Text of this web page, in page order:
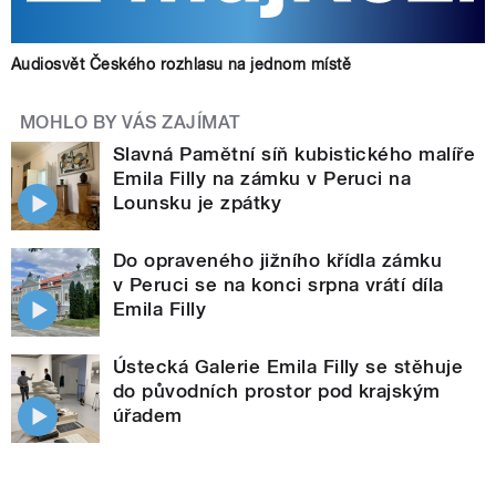
Audiosvět Českého rozhlasu na jednom místě
MOHLO BY VÁS ZAJÍMAT
Slavná Pamětní síň kubistického malíře
Emila Filly na zámku v Peruci na
Lounsku je zpátky
Do opraveného jižního křídla zámku
v Peruci se na konci srpna vrátí díla
Emila Filly
Ústecká Galerie Emila Filly se stěhuje
do původních prostor pod krajským
úřadem